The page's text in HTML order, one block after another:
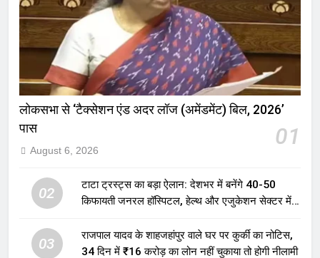
लोकसभा से ‘टैक्सेशन एंड अदर लॉज (अमेंडमेंट) बिल, 2026’
पास
01
August 6, 2026
02
टाटा ट्रस्ट्स का बड़ा ऐलान: देशभर में बनेंगे 40-50
किफायती जनरल हॉस्पिटल, हेल्थ और एजुकेशन सेक्टर में
03
राजपाल यादव के शाहजहांपुर वाले घर पर कुर्की का नोटिस,
34 दिन में ₹16 करोड़ का लोन नहीं चुकाया तो होगी नीलामी